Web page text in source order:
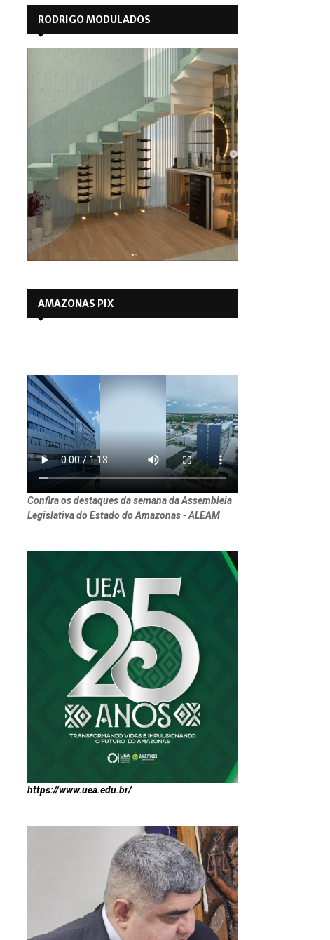
RODRIGO MODULADOS
AMAZONAS PIX
Confira os destaques da semana da Assembleia
Legislativa do Estado do Amazonas - ALEAM
https://www.uea.edu.br/